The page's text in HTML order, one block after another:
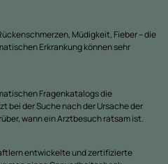
Müdigkeit, Fieber – die
Erkrankung können sehr
Fragenkatalogs die
bei der Suche nach der Ursache der
wann ein Arztbesuch ratsam ist.
entwickelte und zertifizierte